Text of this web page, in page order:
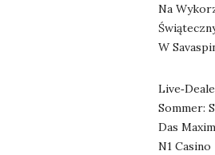
Na
W
Sommer:
Das
N1 Casino